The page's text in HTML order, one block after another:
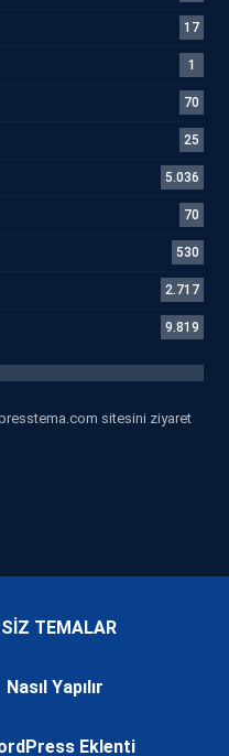
17
1
70
25
5.036
70
530
2.717
9.819
sitesini ziyaret
TEMALAR
Nasıl Yapılır
Eklenti